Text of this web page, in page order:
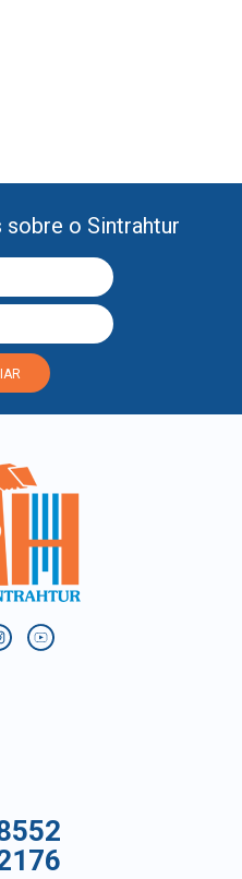
sobre o Sintrahtur